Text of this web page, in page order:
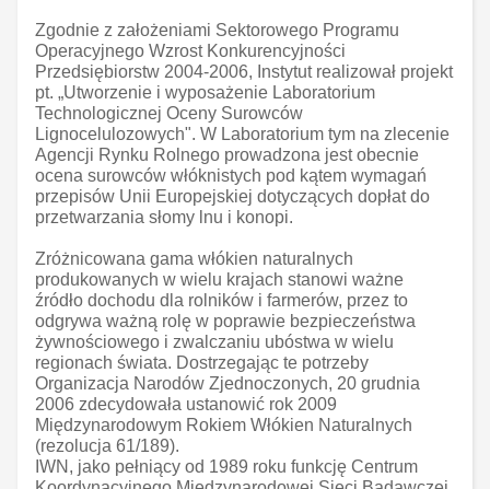
Zgodnie z założeniami Sektorowego Programu
Operacyjnego Wzrost Konkurencyjności
Przedsiębiorstw 2004-2006, Instytut realizował projekt
pt. „Utworzenie i wyposażenie Laboratorium
Technologicznej Oceny Surowców
Lignocelulozowych". W Laboratorium tym na zlecenie
Agencji Rynku Rolnego prowadzona jest obecnie
ocena surowców włóknistych pod kątem wymagań
przepisów Unii Europejskiej dotyczących dopłat do
przetwarzania słomy lnu i konopi.
Zróżnicowana gama włókien naturalnych
produkowanych w wielu krajach stanowi ważne
źródło dochodu dla rolników i farmerów, przez to
odgrywa ważną rolę w poprawie bezpieczeństwa
żywnościowego i zwalczaniu ubóstwa w wielu
regionach świata. Dostrzegając te potrzeby
Organizacja Narodów Zjednoczonych, 20 grudnia
2006 zdecydowała ustanowić rok 2009
Międzynarodowym Rokiem Włókien Naturalnych
(rezolucja 61/189).
IWN, jako pełniący od 1989 roku funkcję Centrum